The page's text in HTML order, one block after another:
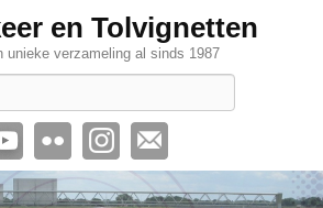
en Tolvignetten
unieke verzameling al sinds 1987